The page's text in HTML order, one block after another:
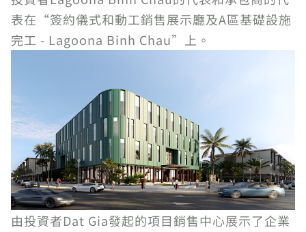
表在“簽約儀式和動工銷售展示廳及A區基礎設施
完工 - Lagoona Binh Chau”上。
由投資者Dat Gia發起的項目銷售中心展示了企業